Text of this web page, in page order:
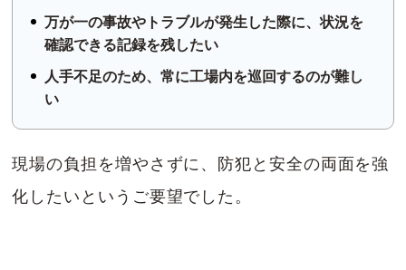
万が一の事故やトラブルが発生した際に、状況を
確認できる記録を残したい
人手不足のため、常に工場内を巡回するのが難し
い
現場の負担を増やさずに、防犯と安全の両面を強
化したいというご要望でした。